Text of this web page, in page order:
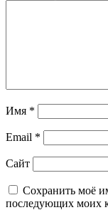
Имя *
Email *
Сайт
Сохранить моё
последующих моих